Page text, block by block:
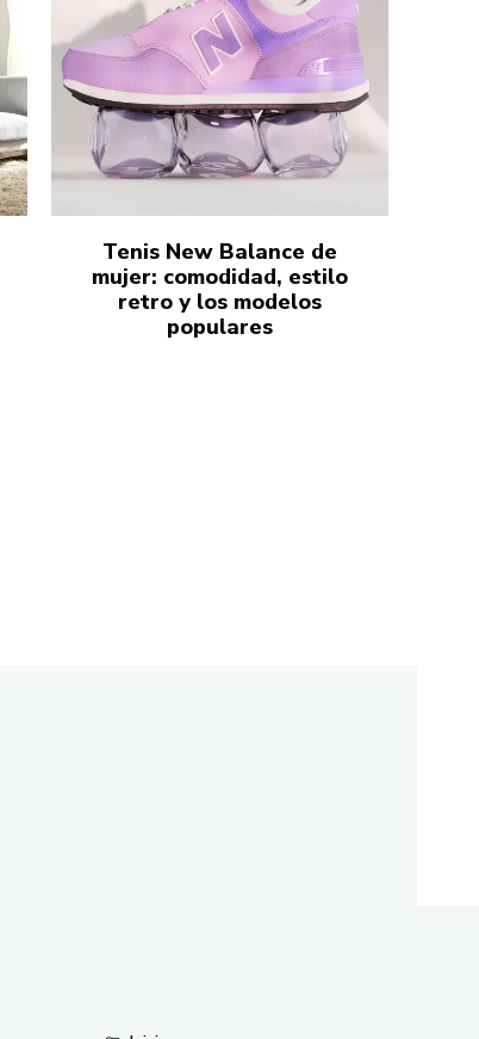
Tenis New Balance de
mujer: comodidad, estilo
retro y los modelos
populares